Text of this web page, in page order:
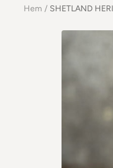
Hem SHETLAND